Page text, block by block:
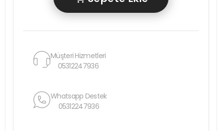
Müşteri Hizmetleri
05312247936
Whatsapp Destek
05312247936